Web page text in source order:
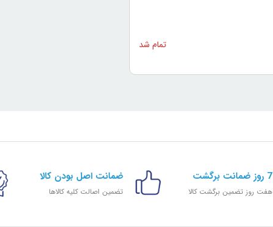
تمام شد
7 روز ضمانت برگشت
هفت روز تضمین برگشت کالا
ضمانت اصل بودن کالا
تضمین اصالت کلیه کالاها